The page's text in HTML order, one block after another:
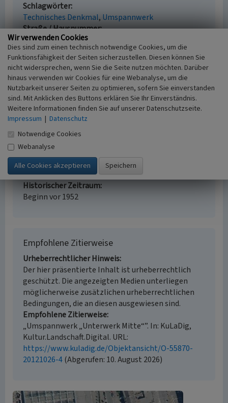
Schlagwörter
Technisches Denkmal Umspannwerk
Straße / Hausnummer
Großer Griechenmarkt 59
Ort
50676 Köln
Gesetzlich geschütztes Kulturdenkmal
Ortsfestes Denkmal gem. § 3 DSchG NW
Fachsicht(en)
Kulturlandschaftspflege, Landeskunde
Erfassungsmaßstab
i.d.R. 1:5.000 (größer als 1:20.000)
Erfassungsmethode
Literaturauswertung, Geländebegehung/-
kartierung, mündliche Hinweise Ortsansässiger,
Ortskundiger
Historischer Zeitraum
Beginn vor 1952
Empfohlene Zitierweise
Urheberrechtlicher Hinweis
Der hier präsentierte Inhalt ist urheberrechtlich
geschützt. Die angezeigten Medien unterliegen
möglicherweise zusätzlichen urheberrechtlichen
Bedingungen, die an diesen ausgewiesen sind.
Empfohlene Zitierweise
„Umspannwerk „Unterwerk Mitte“”. In: KuLaDig,
Kultur.Landschaft.Digital. URL:
https://www.kuladig.de/Objektansicht/O-55870-
20121026-4(Abgerufen: 10. August 2026)
Wir verwenden Cookies
Dies sind zum einen technisch notwendige Cookies, um die
Funktionsfähigkeit der Seiten sicherzustellen. Diesen können Sie
nicht widersprechen, wenn Sie die Seite nutzen möchten. Darüber
hinaus verwenden wir Cookies für eine Webanalyse, um die
Nutzbarkeit unserer Seiten zu optimieren, sofern Sie einverstanden
sind. Mit Anklicken des Buttons erklären Sie Ihr Einverständnis.
Weitere Informationen finden Sie auf unserer Datenschutzseite.
Impressum | Datenschutz
Notwendige Cookies
Webanalyse